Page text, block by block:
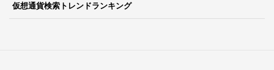
仮想通貨検索トレンドランキング